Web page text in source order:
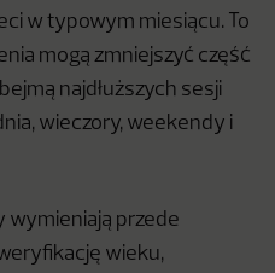
w typowym miesiącu. To
mogą zmniejszyć część
najdłuższych sesji
wieczory, weekendy i
wymieniają przede
wieku,